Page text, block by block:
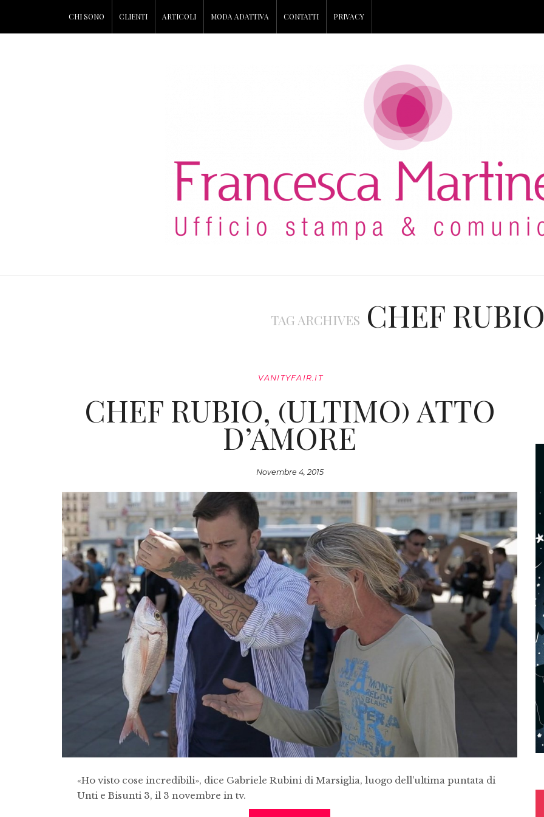
CHI SONO CLIENTI ARTICOLI MODA ADATTIVA CONTATTI PRIVACY
TAG ARCHIVES CHEF
VANITYFAIR.IT
CHEF RUBIO, (ULTIMO) ATTO
D’AMORE
Novembre 4, 2015
«Ho visto cose incredibili», dice Gabriele Rubini di Marsiglia, luogo dell’ultima puntata di
Unti e Bisunti 3, il 3 novembre in tv.